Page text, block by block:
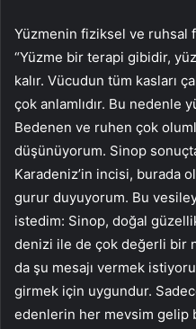
Yüzmenin fiziksel ve ruhsal
“Yüzme bir terapi gibidir,
kalır. Vücudun tüm kasları
çok anlamlıdır. Bu nedenle
Bedenen ve ruhen çok
düşünüyorum. Sinop
Karadeniz’in incisi, burada
gurur duyuyorum. Bu
istedim: Sinop, doğal
denizi ile de çok değerli bir
da şu mesajı vermek
girmek için uygundur.
edenlerin her mevsim gelip